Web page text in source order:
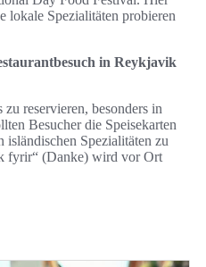
lokale Spezialitäten probieren
in Reykjavik
reservieren, besonders in
Besucher die Speisekarten
isländischen Spezialitäten zu
fyrir“ (Danke) wird vor Ort